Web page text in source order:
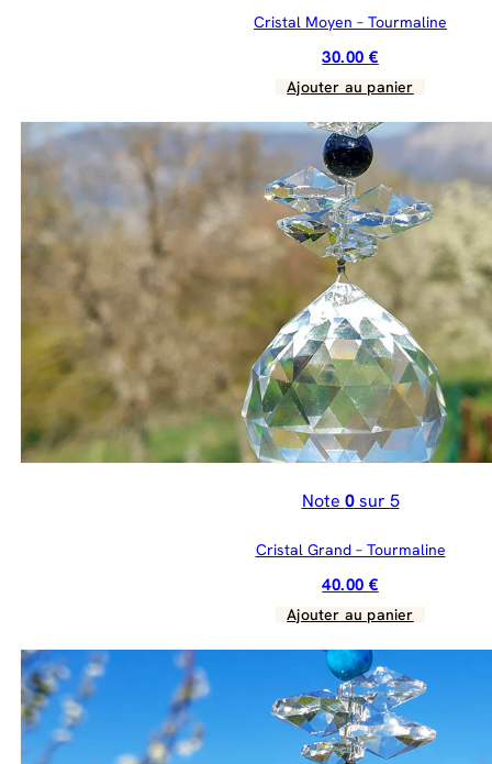
Cristal Moyen – Tourmaline
30.00€
Ajouter au panier
Note 0sur 5
Cristal Grand – Tourmaline
40.00€
Ajouter au panier